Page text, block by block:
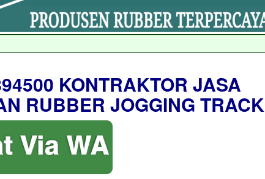
KONTRAKTOR JASA
RUBBER JOGGING TRACK